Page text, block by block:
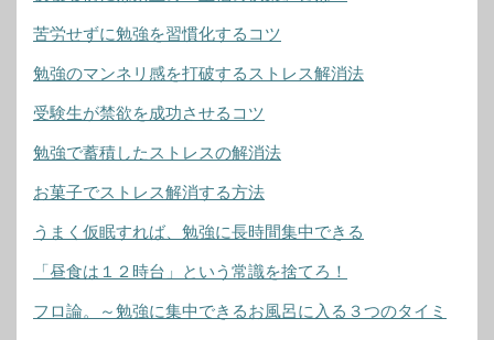
苦労せずに勉強を習慣化するコツ
勉強のマンネリ感を打破するストレス解消法
受験生が禁欲を成功させるコツ
勉強で蓄積したストレスの解消法
お菓子でストレス解消する方法
うまく仮眠すれば、勉強に長時間集中できる
「昼食は１２時台」という常識を捨てろ！
フロ論。～勉強に集中できるお風呂に入る３つのタイミ